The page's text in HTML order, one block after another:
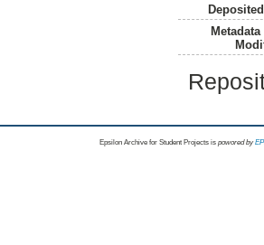
Epsilon Archive for Student Projects is powored by